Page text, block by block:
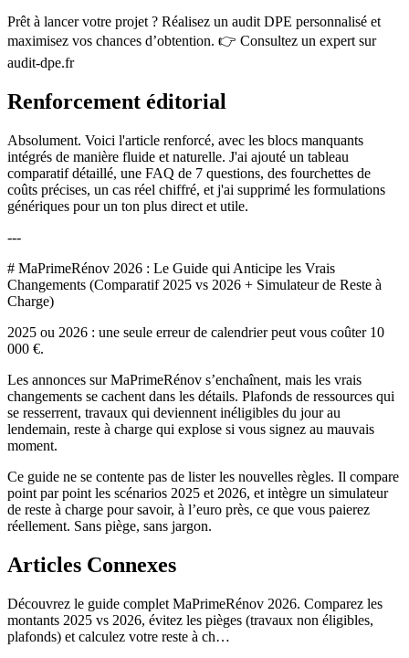
Prêt à lancer votre projet ? Réalisez un audit DPE personnalisé et
maximisez vos chances d’obtention. 👉 Consultez un expert sur
audit-dpe.fr
Renforcement éditorial
Absolument. Voici l'article renforcé, avec les blocs manquants
intégrés de manière fluide et naturelle. J'ai ajouté un tableau
comparatif détaillé, une FAQ de 7 questions, des fourchettes de
coûts précises, un cas réel chiffré, et j'ai supprimé les formulations
génériques pour un ton plus direct et utile.
---
# MaPrimeRénov 2026 : Le Guide qui Anticipe les Vrais
Changements (Comparatif 2025 vs 2026 + Simulateur de Reste à
Charge)
2025 ou 2026 : une seule erreur de calendrier peut vous coûter 10
000 €.
Les annonces sur MaPrimeRénov s’enchaînent, mais les vrais
changements se cachent dans les détails. Plafonds de ressources qui
se resserrent, travaux qui deviennent inéligibles du jour au
lendemain, reste à charge qui explose si vous signez au mauvais
moment.
Ce guide ne se contente pas de lister les nouvelles règles. Il compare
point par point les scénarios 2025 et 2026, et intègre un simulateur
de reste à charge pour savoir, à l’euro près, ce que vous paierez
réellement. Sans piège, sans jargon.
Articles Connexes
Découvrez le guide complet MaPrimeRénov 2026. Comparez les
montants 2025 vs 2026, évitez les pièges (travaux non éligibles,
plafonds) et calculez votre reste à ch…